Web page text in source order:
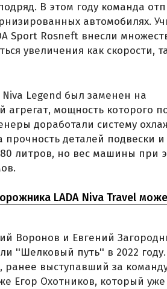
В этом году команда
автомобилях.
Sport Rosneft внесли
увеличения как скорости,
Niva Legend был заменен на
мощность которого
доработали систему
деталей подвески и
литров, но вес машины при
LADA Niva Travel
Воронов и Евгений
''Шелковый путь'' в 2022
ранее выступавший за
Егор Охотников, который